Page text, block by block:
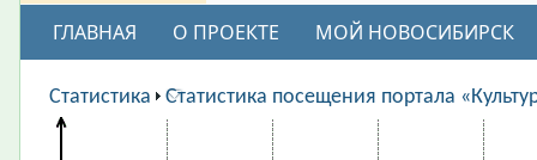
ГЛАВНАЯ О ПРОЕКТЕ МОЙ НОВОСИБИРСК
ВАКАНСИИ
Статистика Статистика посещения портала